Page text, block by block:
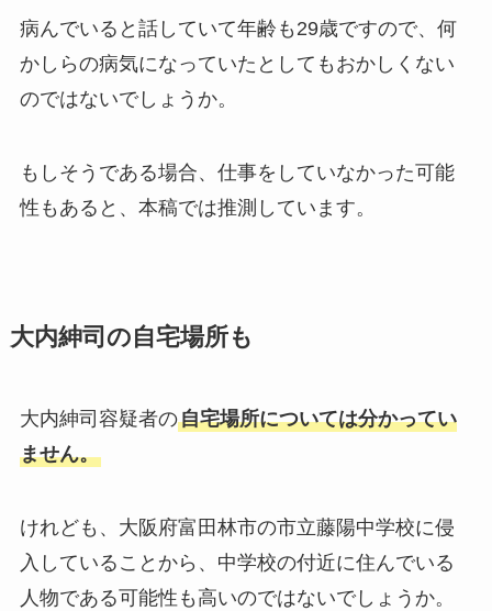
病んでいると話していて年齢も29歳ですので、何
かしらの病気になっていたとしてもおかしくない
のではないでしょうか。
もしそうである場合、仕事をしていなかった可能
性もあると、本稿では推測しています。
大内紳司の自宅場所も
大内紳司容疑者の自宅場所については分かってい
ません。
けれども、大阪府富田林市の市立藤陽中学校に侵
入していることから、中学校の付近に住んでいる
人物である可能性も高いのではないでしょうか。